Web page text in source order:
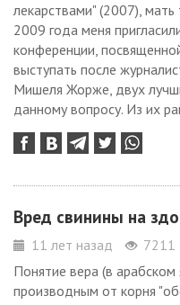
лекарствами" (2007),
2009 года меня
конференции,
выступать после
Мишеля Жорже, двух
данному вопросу. Из их
Вред свинины на
11 лет назад
7211
Понятие вера (в арабском
производным от корня